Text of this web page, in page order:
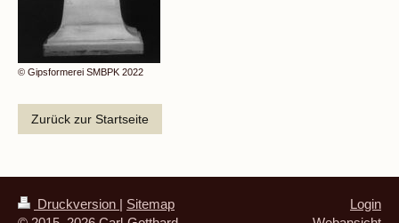
© Gipsformerei SMBPK 2022
Zurück zur Startseite
Druckversion | Sitemap
Login